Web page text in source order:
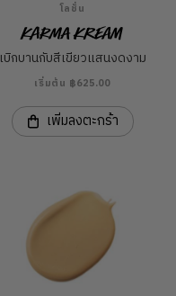
โลชั่น
Karma Kream
เบิกบานกับสีเขียวแสนงดงาม
เริ่มต้น ฿625.00
เพิ่มลงตะกร้า